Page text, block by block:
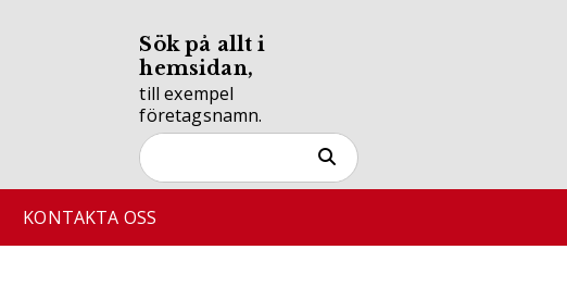
Sök på allt i
hemsidan,
till exempel
företagsnamn.
KONTAKTA OSS